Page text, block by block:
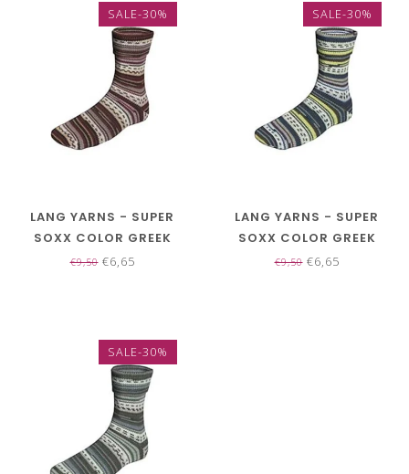
SALE-30%
LANG YARNS - SUPER
SOXX COLOR GREEK
MYTHS TWO 4 PLY
€9,50€6,65
SALE-30%
LANG YARNS - SUPER
SOXX COLOR GREEK
MYTHS TWO 4 PLY
€9,50€6,65
SALE-30%